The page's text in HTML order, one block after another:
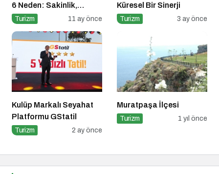
6 Neden: Sakinlik,
Ekonomi ve Keyif Bir
Turizm 11 ay önce
Küresel Bir Sinerji
Turizm 3 ay önce
Kulüp Markalı Seyahat
Platformu GStatil
Turizm 2 ay önce
Muratpaşa İlçesi
Turizm 1 yıl önce